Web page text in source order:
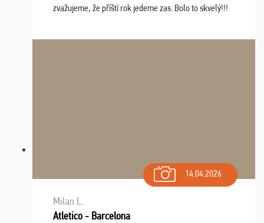
zvažujeme, že příští rok jedeme zas. Bolo to skvelý!!!
14.04.2026
Milan L.
Atletico - Barcelona